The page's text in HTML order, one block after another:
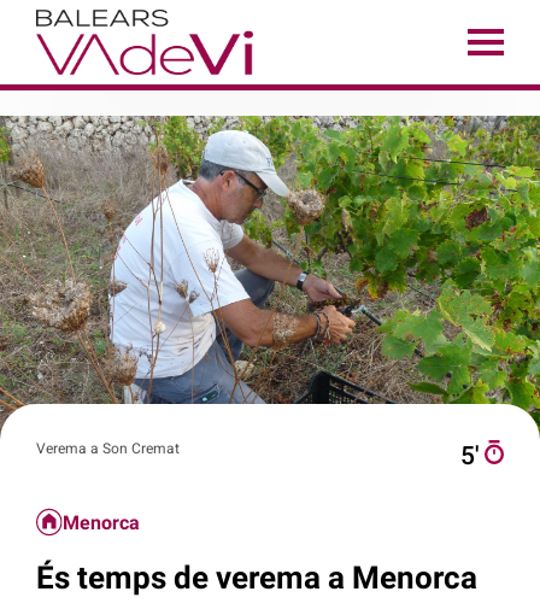
Verema a Son Cremat 5′
Menorca
És temps de verema a Menorca